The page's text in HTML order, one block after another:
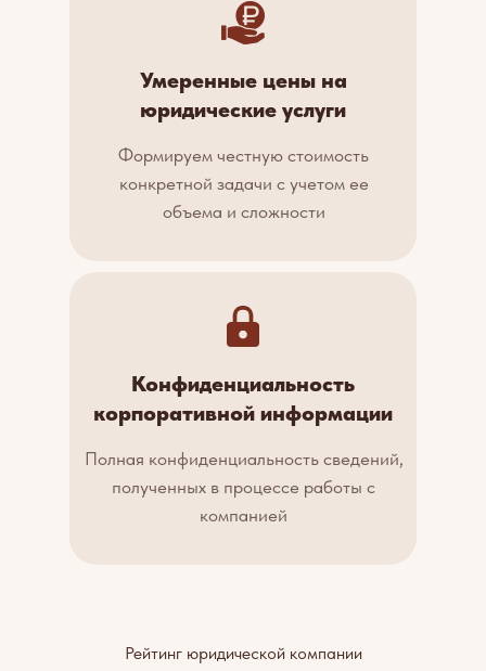
Умеренные цены на
юридические услуги
Формируем честную стоимость
конкретной задачи с учетом ее
объема и сложности
Конфиденциальность
корпоративной информации
Полная конфиденциальность сведений,
полученных в процессе работы с
компанией
Рейтинг юридической компании